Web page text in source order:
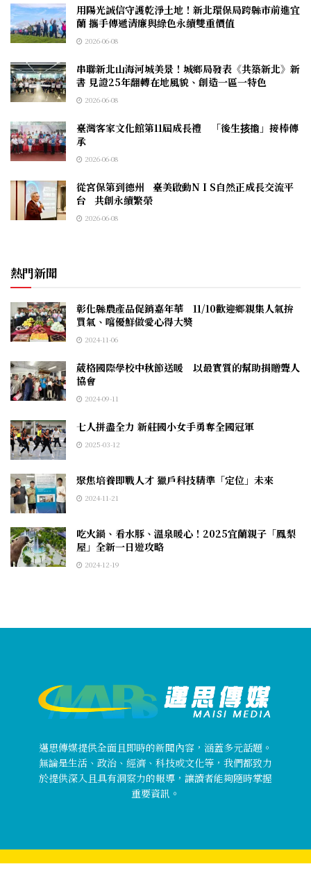
用陽光誠信守護乾淨土地！新北環保局跨縣市前進宜
蘭 攜手傳遞清廉與綠色永續雙重價值
2026-06-08
串聯新北山海河城美景！城鄉局發表《共築新北》新
書 見證25年翻轉在地風貌、創造一區一特色
2026-06-08
臺灣客家文化館第11屆成長禮 「後生㧡擔」接棒傳
承
2026-06-08
從宮保第到德州 臺美啟動N I S自然正成長交流平
台 共創永續繁榮
2026-06-08
熱門新聞
彰化縣農產品促銷嘉年華 11/10歡迎鄉親集人氣拚
買氣、嚐優鮮做愛心得大獎
2024-11-06
葳格國際學校中秋節送暖 以最實質的幫助捐贈聾人
協會
2024-09-11
七人拼盡全力 新莊國小女手勇奪全國冠軍
2025-03-12
聚焦培養即戰人才 獵戶科技精準「定位」未來
2024-11-21
吃火鍋、看水豚、溫泉暖心！2025宜蘭親子「鳳梨
屋」全新一日遊攻略
2024-12-19
邁思傳媒提供全面且即時的新聞內容，涵蓋多元話題。
無論是生活、政治、經濟、科技或文化等，我們都致力
於提供深入且具有洞察力的報導，讓讀者能夠隨時掌握
重要資訊。